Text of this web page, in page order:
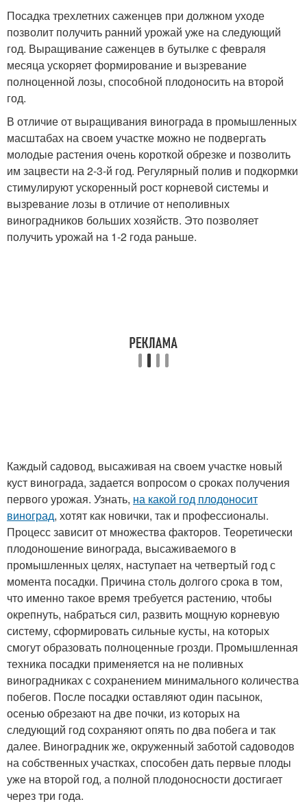
Посадка трехлетних саженцев при должном уходе
позволит получить ранний урожай уже на следующий
год. Выращивание саженцев в бутылке с февраля
месяца ускоряет формирование и вызревание
полноценной лозы, способной плодоносить на второй
год.
В отличие от выращивания винограда в промышленных
масштабах на своем участке можно не подвергать
молодые растения очень короткой обрезке и позволить
им зацвести на 2-3-й год. Регулярный полив и подкормки
стимулируют ускоренный рост корневой системы и
вызревание лозы в отличие от неполивных
виноградников больших хозяйств. Это позволяет
получить урожай на 1-2 года раньше.
Каждый садовод, высаживая на своем участке новый
куст винограда, задается вопросом о сроках получения
первого урожая. Узнать, на какой год плодоносит
виноград, хотят как новички, так и профессионалы.
Процесс зависит от множества факторов. Теоретически
плодоношение винограда, высаживаемого в
промышленных целях, наступает на четвертый год с
момента посадки. Причина столь долгого срока в том,
что именно такое время требуется растению, чтобы
окрепнуть, набраться сил, развить мощную корневую
систему, сформировать сильные кусты, на которых
смогут образовать полноценные грозди. Промышленная
техника посадки применяется на не поливных
виноградниках с сохранением минимального количества
побегов. После посадки оставляют один пасынок,
осенью обрезают на две почки, из которых на
следующий год сохраняют опять по два побега и так
далее. Виноградник же, окруженный заботой садоводов
на собственных участках, способен дать первые плоды
уже на второй год, а полной плодоносности достигает
через три года.